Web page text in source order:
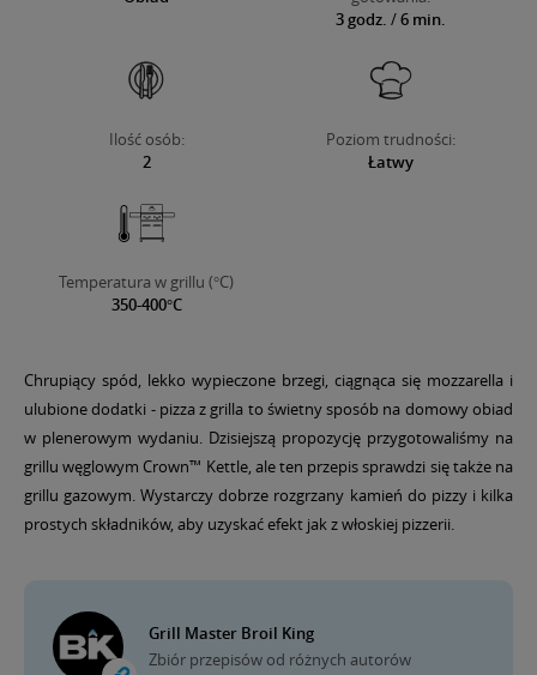
3 godz. /6 min.
Ilość osób:
2
Poziom trudności:
Łatwy
Temperatura w grillu (°C)
350-400°C
Chrupiący spód, lekko wypieczone brzegi, ciągnąca się mozzarella i
ulubione dodatki - pizza z grilla to świetny sposób na domowy obiad
w plenerowym wydaniu. Dzisiejszą propozycję przygotowaliśmy na
grillu węglowym Crown™ Kettle, ale ten przepis sprawdzi się także na
grillu gazowym. Wystarczy dobrze rozgrzany kamień do pizzy i kilka
prostych składników, aby uzyskać efekt jak z włoskiej pizzerii.
Grill Master Broil King
Zbiór przepisów od różnych autorów